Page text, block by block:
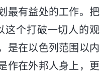
最有益处的工作。把
这个打破一切人的观
是在以色列范围以内
作在外邦人身上，更